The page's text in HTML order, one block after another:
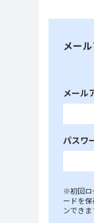
メー
メール
パスワ
※初回ロ
ードを
ンできま